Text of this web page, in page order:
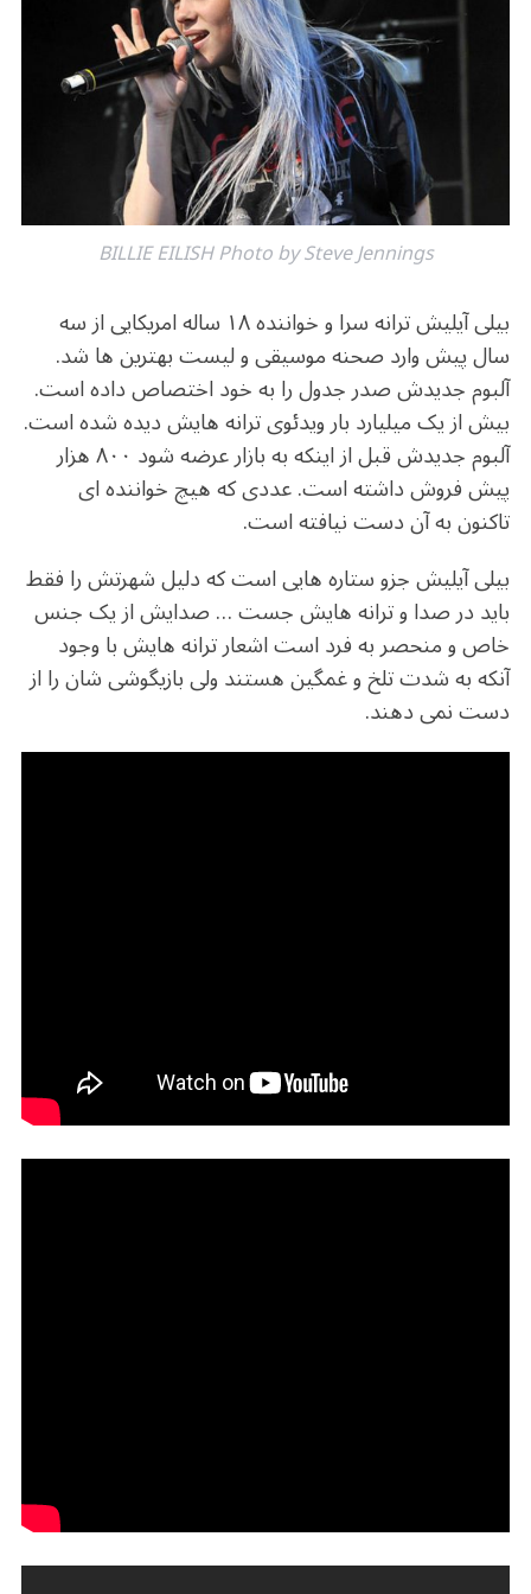
o
o
k
m p
p
BILLIE EILISH Photo by Steve Jennings
بیلی آیلیش ترانه سرا و خواننده ۱۸ ساله امریکایی از سه
سال پیش وارد صحنه موسیقی و لیست بهترین ها شد.
آلبوم جدیدش صدر جدول را به خود اختصاص داده است.
بیش از یک میلیارد بار ویدئوی ترانه هایش دیده شده است.
آلبوم جدیدش قبل از اینکه به بازار عرضه شود ۸۰۰ هزار
پیش فروش داشته است. عددی که هیچ خواننده ای
تاکنون به آن دست نیافته است.
بیلی آیلیش جزو ستاره هایی است که دلیل شهرتش را فقط
باید در صدا و ترانه هایش جست … صدایش از یک جنس
خاص و منحصر به فرد است اشعار ترانه هایش با وجود
آنکه به شدت تلخ و غمگین هستند ولی بازیگوشی شان را از
دست نمی دهند.